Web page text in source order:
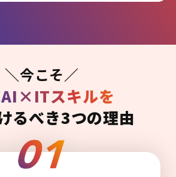
＼今こそ／
スキルを
るべき3つの理由